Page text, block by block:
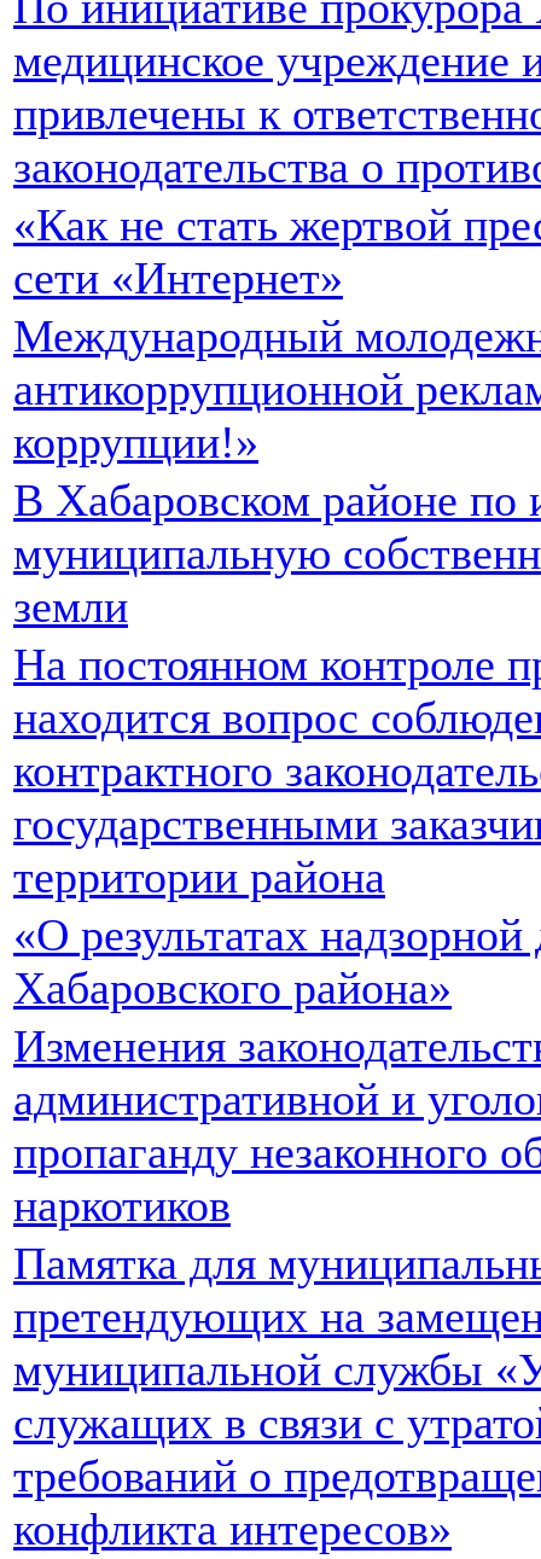
медицинское учреждение
привлечены к
законодательства о
«Как не стать жертвой
сети «Интернет»
Международный
антикоррупционной
коррупции!»
В Хабаровском районе по
муниципальную
земли
На постоянном контроле
находится вопрос
контрактного
государственными
территории района
«О результатах
Хабаровского района»
Изменения
административной и
пропаганду незаконного
наркотиков
Памятка для
претендующих на
муниципальной службы
служащих в связи с
требований о
конфликта интересов»